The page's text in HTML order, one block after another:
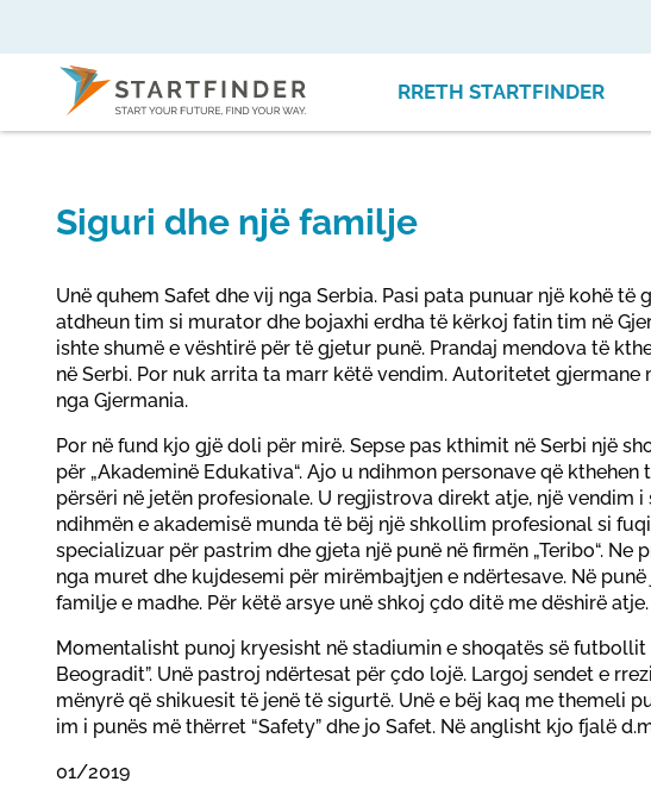
RRETH STARTFINDER
Siguri dhe një familje
Unë quhem Safet dhe vij nga Serbia. Pasi pata punuar një kohë të
atdheun tim si murator dhe bojaxhi erdha të kërkoj fatin tim në
ishte shumë e vështirë për të gjetur punë. Prandaj mendova të
në Serbi. Por nuk arrita ta marr këtë vendim. Autoritetet gjermane
nga Gjermania.
Por në fund kjo gjë doli për mirë. Sepse pas kthimit në Serbi një
për „Akademinë Edukativa“. Ajo u ndihmon personave që kthehen
përsëri në jetën profesionale. U regjistrova direkt atje, një vendim i
ndihmën e akademisë munda të bëj një shkollim profesional si
specializuar për pastrim dhe gjeta një punë në firmën „Teribo“. Ne
nga muret dhe kujdesemi për mirëmbajtjen e ndërtesave. Në punë
familje e madhe. Për këtë arsye unë shkoj çdo ditë me dëshirë atje.
Momentalisht punoj kryesisht në stadiumin e shoqatës së futbollit
Beogradit”. Unë pastroj ndërtesat për çdo lojë. Largoj sendet e
mënyrë që shikuesit të jenë të sigurtë. Unë e bëj kaq me themeli
im i punës më thërret “Safety” dhe jo Safet. Në anglisht kjo fjalë
01/2019